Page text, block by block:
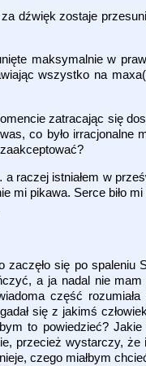
dźwięk zostaje
maksymalnie w
wszystko na
zatracając się
co było
raczej istniałem w
mi pikawa. Serce biło
się po spaleniu
a ja nadal nie
część
się z jakimś
to powiedzieć? Jakie
przecież wystarczy, że
czego miałbym